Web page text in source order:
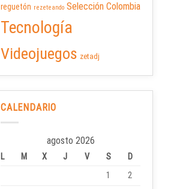
reguetón rezeteando Selección Colombia
Tecnología
Videojuegos zetadj
CALENDARIO
agosto 2026
L M X J V S
D
1
2